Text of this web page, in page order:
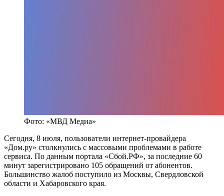
Фото: «МВД Медиа»
Сегодня, 8 июля, пользователи интернет-провайдера
«Дом.ру» столкнулись с массовыми проблемами в работе
сервиса. По данным портала «Сбой.РФ», за последние 60
минут зарегистрировано 105 обращений от абонентов.
Большинство жалоб поступило из Москвы, Свердловской
области и Хабаровского края.